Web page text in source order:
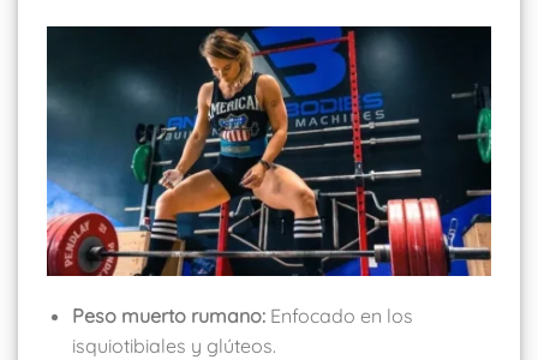
Peso muerto rumano:Enfocado en los
isquiotibiales y glúteos.